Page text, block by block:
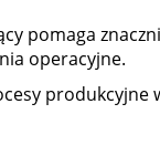
pomaga
operacyjne.
produkcyjne